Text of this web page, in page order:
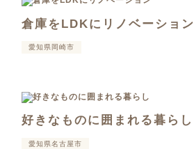
倉庫をLDKにリノベーション
愛知県岡崎市
好きなものに囲まれる暮らし
愛知県名古屋市